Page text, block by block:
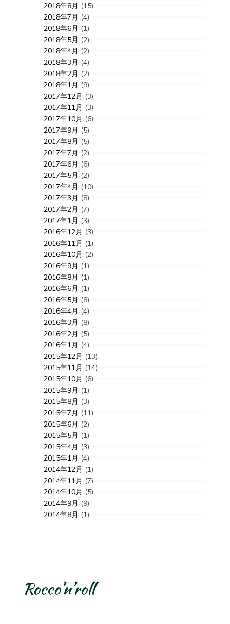
2018年8月 (15)
2018年7月 (4)
2018年6月 (1)
2018年5月 (2)
2018年4月 (2)
2018年3月 (4)
2018年2月 (2)
2018年1月 (9)
2017年12月 (3)
2017年11月 (3)
2017年10月 (6)
2017年9月 (5)
2017年8月 (5)
2017年7月 (2)
2017年6月 (6)
2017年5月 (2)
2017年4月 (10)
2017年3月 (8)
2017年2月 (7)
2017年1月 (3)
2016年12月 (3)
2016年11月 (1)
2016年10月 (2)
2016年9月 (1)
2016年8月 (1)
2016年6月 (1)
2016年5月 (8)
2016年4月 (4)
2016年3月 (8)
2016年2月 (5)
2016年1月 (4)
2015年12月 (13)
2015年11月 (14)
2015年10月 (6)
2015年9月 (1)
2015年8月 (3)
2015年7月 (11)
2015年6月 (2)
2015年5月 (1)
2015年4月 (3)
2015年1月 (4)
2014年12月 (1)
2014年11月 (7)
2014年10月 (5)
2014年9月 (9)
2014年8月 (1)
Rocco’n’roll